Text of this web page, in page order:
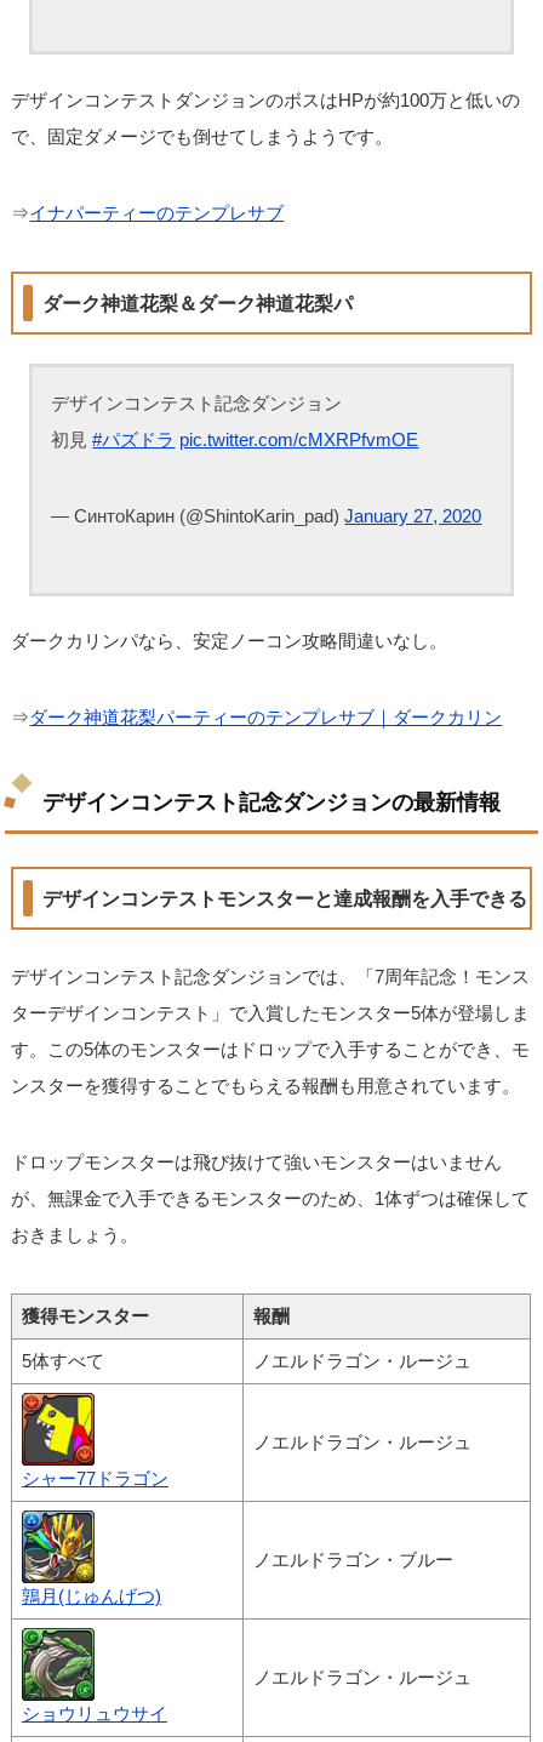
デザインコンテストダンジョンのボスはHPが約100万と低いの
で、固定ダメージでも倒せてしまうようです。
⇒イナパーティーのテンプレサブ
ダーク神道花梨＆ダーク神道花梨パ
デザインコンテスト記念ダンジョン
初見#パズドラ pic.twitter.com/cMXRPfvmOE
— СинтоКарин (@ShintoKarin_pad)January 27, 2020
ダークカリンパなら、安定ノーコン攻略間違いなし。
⇒ダーク神道花梨パーティーのテンプレサブ｜ダークカリン
デザインコンテスト記念ダンジョンの最新情報
デザインコンテストモンスターと達成報酬を入手できる
デザインコンテスト記念ダンジョンでは、「7周年記念！モンス
ターデザインコンテスト」で入賞したモンスター5体が登場しま
す。この5体のモンスターはドロップで入手することができ、モ
ンスターを獲得することでもらえる報酬も用意されています。
ドロップモンスターは飛び抜けて強いモンスターはいません
が、無課金で入手できるモンスターのため、1体ずつは確保して
おきましょう。
獲得モンスター 報酬
5体すべて ノエルドラゴン・ルージュ
シャー77ドラゴン
ノエルドラゴン・ルージュ
鶉月(じゅんげつ)
ノエルドラゴン・ブルー
ショウリュウサイ
ノエルドラゴン・ルージュ